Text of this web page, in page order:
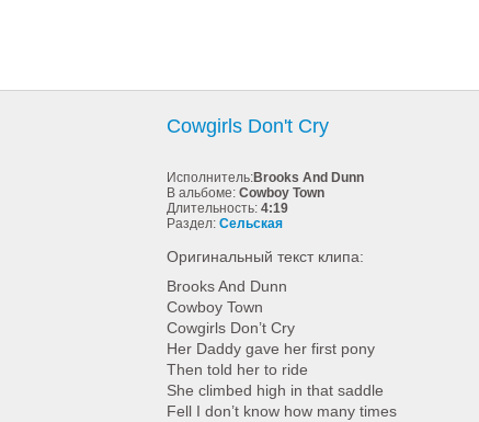
Cowgirls Don't Cry
Исполнитель:Brooks And Dunn
В альбоме: Cowboy Town
Длительность: 4:19
Раздел: Сельская
Оригинальный текст клипа:
Brooks And Dunn
Cowboy Town
Cowgirls Don’t Cry
Her Daddy gave her first pony
Then told her to ride
She climbed high in that saddle
Fell I don’t know how many times